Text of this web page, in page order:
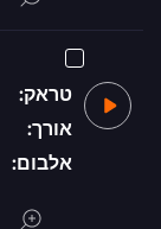
טראק:
אורך:
אלבום: